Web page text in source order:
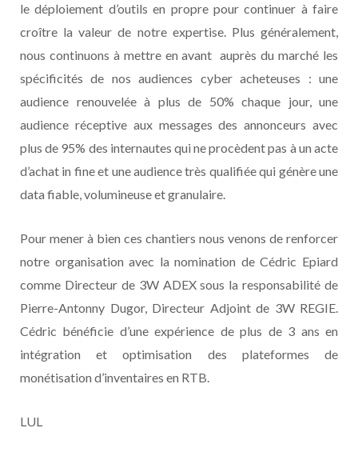
le déploiement d’outils en propre pour continuer à faire
croître la valeur de notre expertise. Plus généralement,
nous continuons à mettre en avant auprès du marché les
spécificités de nos audiences cyber acheteuses : une
audience renouvelée à plus de 50% chaque jour, une
audience réceptive aux messages des annonceurs avec
plus de 95% des internautes qui ne procèdent pas à un acte
d’achat in fine et une audience très qualifiée qui génère une
data fiable, volumineuse et granulaire.
Pour mener à bien ces chantiers nous venons de renforcer
notre organisation avec la nomination de Cédric Epiard
comme Directeur de 3W ADEX sous la responsabilité de
Pierre-Antonny Dugor, Directeur Adjoint de 3W REGIE.
Cédric bénéficie d’une expérience de plus de 3 ans en
intégration et optimisation des plateformes de
monétisation d’inventaires en RTB.
LUL